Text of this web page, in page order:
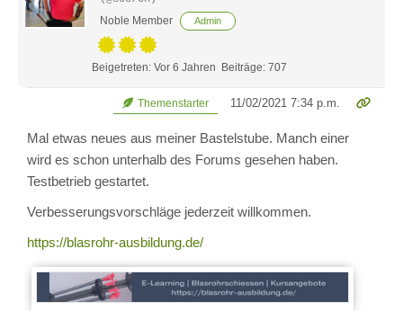
Noble Member
Admin
Beigetreten: Vor 6 Jahren Beiträge: 707
Themenstarter 11/02/2021 7:34 p.m.
Mal etwas neues aus meiner Bastelstube. Manch einer
wird es schon unterhalb des Forums gesehen haben.
Testbetrieb gestartet.
Verbesserungsvorschläge jederzeit willkommen.
https://blasrohr-ausbildung.de/